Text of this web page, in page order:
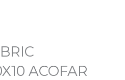
ACOFAR